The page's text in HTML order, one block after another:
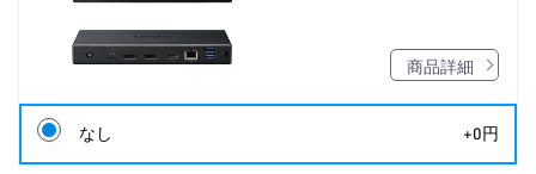
商品詳細
なし +0円